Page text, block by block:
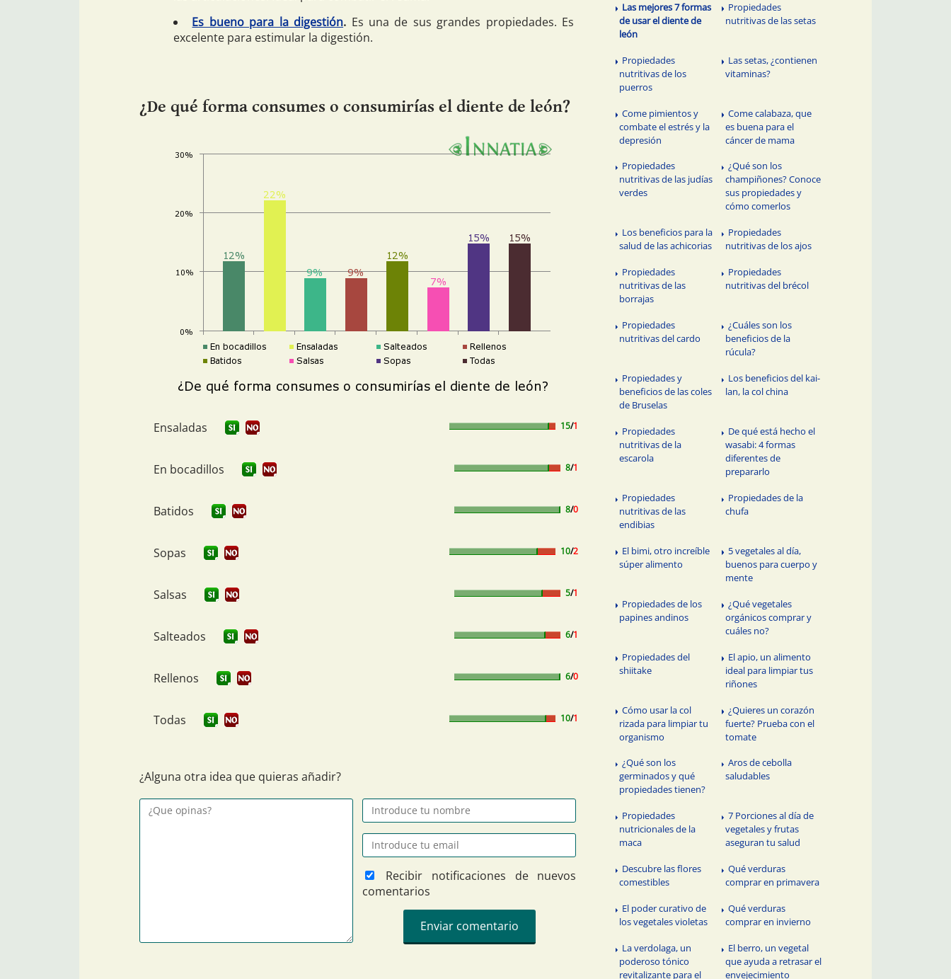
Es bueno para la digestión. Es una de sus grandes propiedades. Es
excelente para estimular la digestión.
¿De qué forma consumes o consumirías el diente de león?
Ensaladas 15/1
En bocadillos 8/1
Batidos 8/0
Sopas 10/2
Salsas 5/1
Salteados 6/1
Rellenos 6/0
Todas 10/1
¿Alguna otra idea que quieras añadir?
Recibir notificaciones de nuevos
comentarios
Las mejores 7 formas
de usar el diente de
león
Propiedades
nutritivas de las setas
Propiedades
nutritivas de los
puerros
Las setas, ¿contienen
vitaminas?
Come pimientos y
combate el estrés y la
depresión
Come calabaza, que
es buena para el
cáncer de mama
Propiedades
nutritivas de las judías
verdes
¿Qué son los
champiñones? Conoce
sus propiedades y
cómo comerlos
Los beneficios para la
salud de las achicorias
Propiedades
nutritivas de los ajos
Propiedades
nutritivas de las
borrajas
Propiedades
nutritivas del brécol
Propiedades
nutritivas del cardo
¿Cuáles son los
beneficios de la
rúcula?
Propiedades y
beneficios de las coles
de Bruselas
Los beneficios del kai-
lan, la col china
Propiedades
nutritivas de la
escarola
De qué está hecho el
wasabi: 4 formas
diferentes de
prepararlo
Propiedades
nutritivas de las
endibias
Propiedades de la
chufa
El bimi, otro increíble
súper alimento
5 vegetales al día,
buenos para cuerpo y
mente
Propiedades de los
papines andinos
¿Qué vegetales
orgánicos comprar y
cuáles no?
Propiedades del
shiitake
El apio, un alimento
ideal para limpiar tus
riñones
Cómo usar la col
rizada para limpiar tu
organismo
¿Quieres un corazón
fuerte? Prueba con el
tomate
¿Qué son los
germinados y qué
propiedades tienen?
Aros de cebolla
saludables
Propiedades
nutricionales de la
maca
7 Porciones al día de
vegetales y frutas
aseguran tu salud
Descubre las flores
comestibles
Qué verduras
comprar en primavera
El poder curativo de
los vegetales violetas
Qué verduras
comprar en invierno
La verdolaga, un
poderoso tónico
revitalizante para el
El berro, un vegetal
que ayuda a retrasar el
envejecimiento